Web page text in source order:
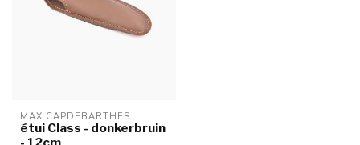
MAX CAPDEBARTHES
étui Class - donkerbruin
- 12cm